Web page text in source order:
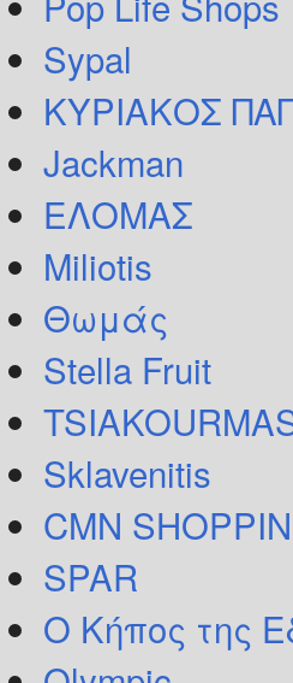
Sypal
ΚΥΡΙΑΚΟΣ
Jackman
ΕΛΟΜΑΣ
Miliotis
Θωμάς
Stella Fruit
Sklavenitis
CMN
SPAR
Ο Κήπος της